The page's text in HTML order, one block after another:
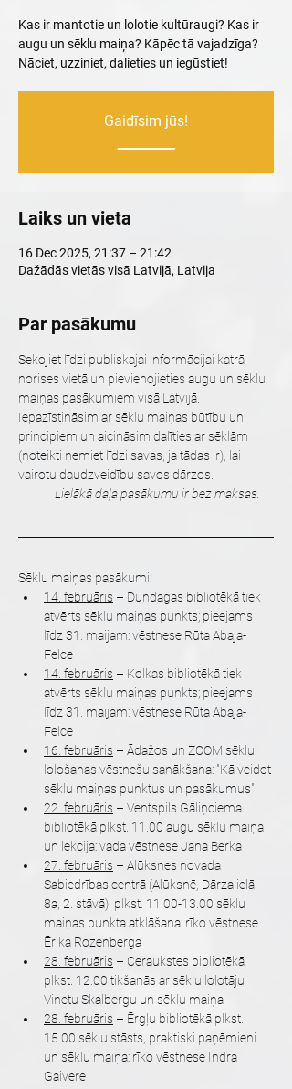
Kas ir mantotie un lolotie kultūraugi? Kas ir
augu un sēklu maiņa? Kāpēc tā vajadzīga?
Nāciet, uzziniet, dalieties un iegūstiet!
Gaidīsim jūs!
Laiks un vieta
16 Dec 2025, 21:37 – 21:42
Dažādās vietās visā Latvijā, Latvija
Par pasākumu
Sekojiet līdzi publiskajai informācijai katrā
norises vietā un pievienojieties augu un sēklu
maiņas pasākumiem visā Latvijā.
Iepazīstināsim ar sēklu maiņas būtību un
principiem un aicināsim dalīties ar sēklām
(noteikti ņemiet līdzi savas, ja tādas ir), lai
vairotu daudzveidību savos dārzos.
Lielākā daļa pasākumu ir bez maksas.
Sēklu maiņas pasākumi:
14. februāris – Dundagas bibliotēkā tiek
atvērts sēklu maiņas punkts; pieejams
līdz 31. maijam: vēstnese Rūta Abaja-
Felce
14. februāris – Kolkas bibliotēkā tiek
atvērts sēklu maiņas punkts; pieejams
līdz 31. maijam: vēstnese Rūta Abaja-
Felce
16. februāris – Ādažos un ZOOM sēklu
lološanas vēstnešu sanākšana: "Kā veidot
sēklu maiņas punktus un pasākumus"
22. februāris – Ventspils Gāliņciema
bibliotēkā plkst. 11.00 augu sēklu maiņa
un lekcija: vada vēstnese Jana Berka
27. februāris – Alūksnes novada
Sabiedrības centrā (Alūksnē, Dārza ielā
8a, 2. stāvā)  plkst. 11.00-13.00 sēklu
maiņas punkta atklāšana: rīko vēstnese
Ērika Rozenberga
28. februāris – Ceraukstes bibliotēkā
plkst. 12.00 tikšanās ar sēklu lolotāju
Vinetu Skalbergu un sēklu maiņa
28. februāris – Ērgļu bibliotēkā plkst.
15.00 sēklu stāsts, praktiski paņēmieni
un sēklu maiņa: rīko vēstnese Indra
Gaivere